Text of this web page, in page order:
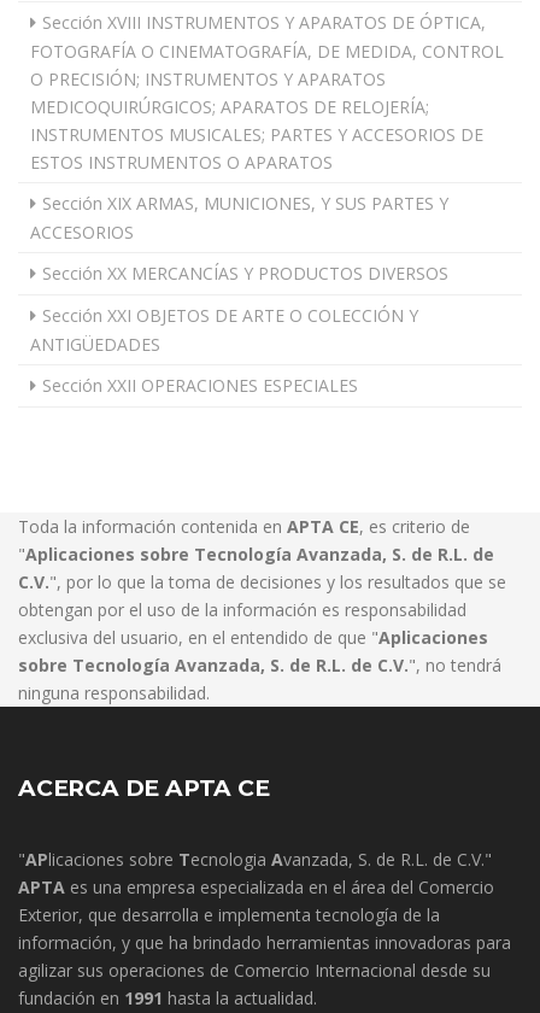
Sección XVIII INSTRUMENTOS Y APARATOS DE ÓPTICA,
FOTOGRAFÍA O CINEMATOGRAFÍA, DE MEDIDA, CONTROL
O PRECISIÓN; INSTRUMENTOS Y APARATOS
MEDICOQUIRÚRGICOS; APARATOS DE RELOJERÍA;
INSTRUMENTOS MUSICALES; PARTES Y ACCESORIOS DE
ESTOS INSTRUMENTOS O APARATOS
Sección XIX ARMAS, MUNICIONES, Y SUS PARTES Y
ACCESORIOS
Sección XX MERCANCÍAS Y PRODUCTOS DIVERSOS
Sección XXI OBJETOS DE ARTE O COLECCIÓN Y
ANTIGÜEDADES
Sección XXII OPERACIONES ESPECIALES
Toda la información contenida en APTA CE, es criterio de
"Aplicaciones sobre Tecnología Avanzada, S. de R.L. de
C.V.", por lo que la toma de decisiones y los resultados que se
obtengan por el uso de la información es responsabilidad
exclusiva del usuario, en el entendido de que "Aplicaciones
sobre Tecnología Avanzada, S. de R.L. de C.V.", no tendrá
ninguna responsabilidad.
ACERCA DE APTA CE
"APlicaciones sobre Tecnologia Avanzada, S. de R.L. de C.V."
APTA es una empresa especializada en el área del Comercio
Exterior, que desarrolla e implementa tecnología de la
información, y que ha brindado herramientas innovadoras para
agilizar sus operaciones de Comercio Internacional desde su
fundación en 1991 hasta la actualidad.